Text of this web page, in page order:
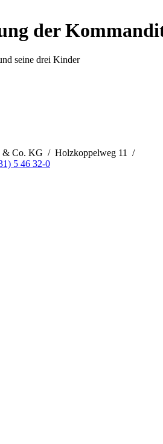
der
seine drei Kinder
& Co. KG / Holzkoppelweg 11 /
5 46 32-0